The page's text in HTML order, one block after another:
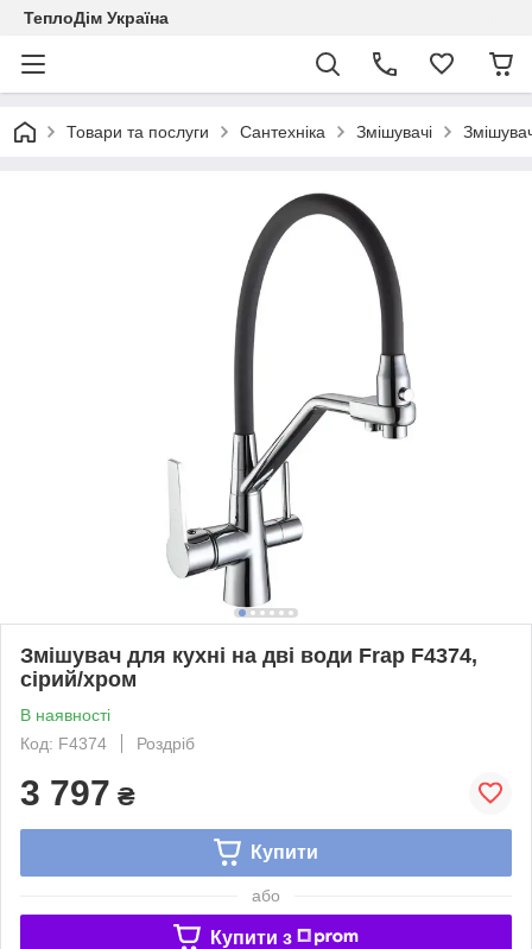
ТеплоДім Україна
Товари та послуги Сантехніка Змішувачі
Змішувач для кухні на дві води Frap F4374,
сірий/хром
В наявності
Код: F4374
Роздріб
3 797 ₴
Купити
або
Купити з